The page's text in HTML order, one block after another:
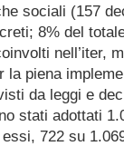
sociali (157
8% del
nell’iter,
piena
da leggi e
stati adottati
722 su